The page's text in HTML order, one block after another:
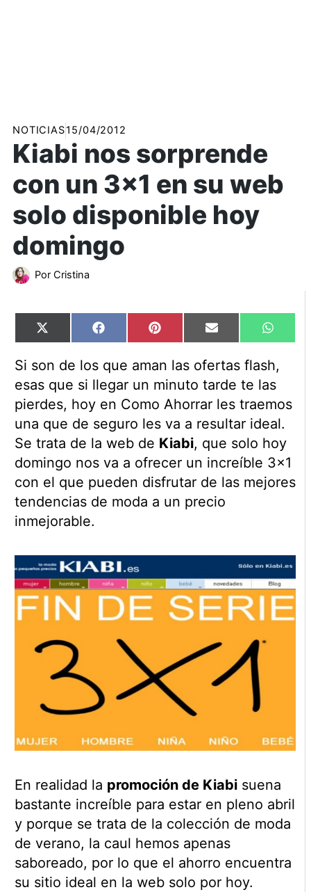
NOTICIAS15/04/2012
Kiabi nos sorprende
con un 3×1 en su web
solo disponible hoy
domingo
Por Cristina
Compartir
en
X
(Twitter)
Compartir
en
Facebook Compartir
en
Pinterest Compartir
en
Email
en
Si son de los que aman las ofertas flash,
esas que si llegar un minuto tarde te las
pierdes, hoy en Como Ahorrar les traemos
una que de seguro les va a resultar ideal.
Se trata de la web de Kiabi, que solo hoy
domingo nos va a ofrecer un increíble 3×1
con el que pueden disfrutar de las mejores
tendencias de moda a un precio
inmejorable.
En realidad la promoción de Kiabisuena
bastante increíble para estar en pleno abril
y porque se trata de la colección de moda
de verano, la caul hemos apenas
saboreado, por lo que el ahorro encuentra
su sitio ideal en la web solo por hoy.